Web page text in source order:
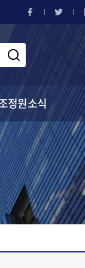
정원소식